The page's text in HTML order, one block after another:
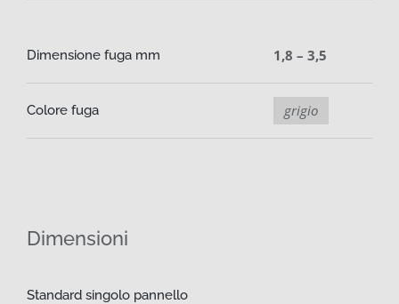
Dimensione fuga mm 1,8 – 3,5
Colore fuga grigio
Dimensioni
Standard singolo pannello